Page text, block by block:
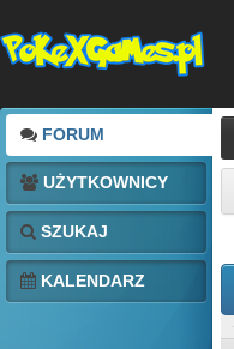
FORUM
UŻYTKOWNICY
SZUKAJ
KALENDARZ